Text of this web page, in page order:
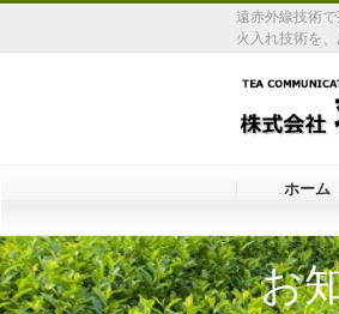
遠赤外線技術
火入れ技術を、
ホーム
お